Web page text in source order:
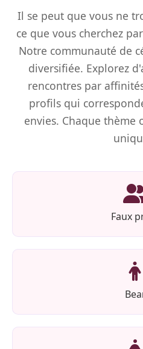
Il se peut que vous ne
ce que vous cherchez
Notre communauté de
diversifiée. Explorez
rencontres par
profils qui
envies. Chaque thème
Faux